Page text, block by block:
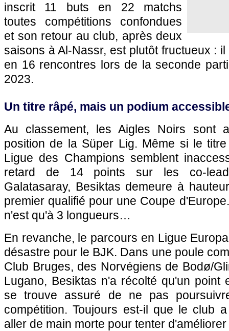
inscrit 11 buts en 22 matchs
toutes compétitions confondues
et son retour au club, après deux
saisons à Al-Nassr, est plutôt fructueux :
en 16 rencontres lors de la seconde
2023.
Un titre râpé, mais un podium
Au classement, les Aigles Noirs sont
position de la Süper Lig. Même si le
Ligue des Champions semblent
retard de 14 points sur les co-
Galatasaray, Besiktas demeure à
premier qualifié pour une Coupe
n'est qu'à 3 longueurs…
En revanche, le parcours en Ligue
désastre pour le BJK. Dans une poule
Club Bruges, des Norvégiens de Bodø/
Lugano, Besiktas n'a récolté qu'un point
se trouve assuré de ne pas
compétition. Toujours est-il que le club
aller de main morte pour tenter